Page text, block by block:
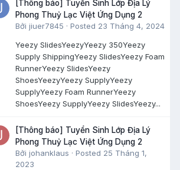
[Thông báo] Tuyển Sinh Lớp Địa Lý
Phong Thuỷ Lạc Việt Ứng Dụng 2
Bởi jiuer7845 · Posted 23 Tháng 4, 2024
Yeezy SlidesYeezyYeezy 350Yeezy
Supply ShippingYeezy SlidesYeezy Foam
RunnerYeezy SlidesYeezy
ShoesYeezyYeezy SupplyYeezy
SupplyYeezy Foam RunnerYeezy
ShoesYeezy SupplyYeezy SlidesYeezy...
[Thông báo] Tuyển Sinh Lớp Địa Lý
Phong Thuỷ Lạc Việt Ứng Dụng 2
Bởi johanklaus · Posted 25 Tháng 1,
2023